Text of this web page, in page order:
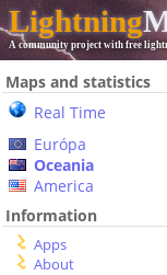
Lightning
A community project with free
Maps and statistics
Real Time
Európa
Oceania
America
Information
Apps
About